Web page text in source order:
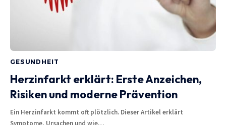
GESUNDHEIT
Herzinfarkt erklärt: Erste Anzeichen,
Risiken und moderne Prävention
Ein Herzinfarkt kommt oft plötzlich. Dieser Artikel erklärt
Symptome, Ursachen und wie…